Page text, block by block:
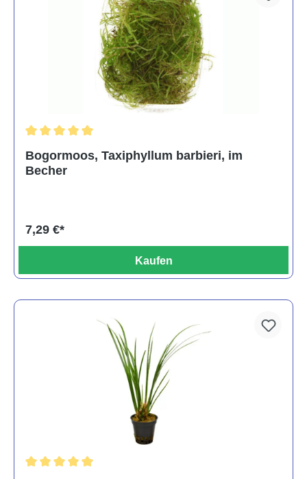
Bogormoos, Taxiphyllum barbieri, im
Becher
7,29 €*
Kaufen